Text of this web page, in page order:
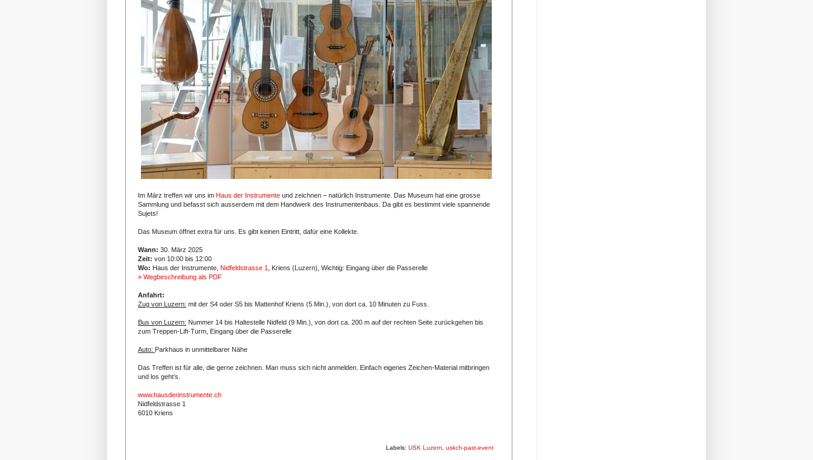
Im März treffen wir uns im Haus der Instrumente und zeichnen – natürlich Instrumente. Das Museum hat eine grosse
Sammlung und befasst sich ausserdem mit dem Handwerk des Instrumentenbaus. Da gibt es bestimmt viele spannende
Sujets!
Das Museum öffnet extra für uns. Es gibt keinen Eintritt, dafür eine Kollekte.
Wann: 30. März 2025
Zeit: von 10:00 bis 12:00
Wo: Haus der Instrumente, Nidfeldstrasse 1
, Kriens (Luzern), Wichtig: Eingang über die Passerelle
» Wegbeschreibung als PDF
Anfahrt:
Zug von Luzern: mit der S4 oder S5 bis Mattenhof Kriens (5 Min.), von dort ca. 10 Minuten zu Fuss.
Bus von Luzern: Nummer 14 bis Haltestelle Nidfeld (9 Min.), von dort ca. 200 m auf der rechten Seite zurückgehen bis
zum Treppen-Lift-Turm, Eingang über die Passerelle
Auto: Parkhaus in unmittelbarer Nähe
Das Treffen ist für alle, die gerne zeichnen. Man muss sich nicht anmelden. Einfach eigenes Zeichen-Material mitbringen
und los geht’s.
www.hausderinstrumente.ch
Nidfeldstrasse 1
6010 Kriens
Labels: USK Luzern uskch-past-event